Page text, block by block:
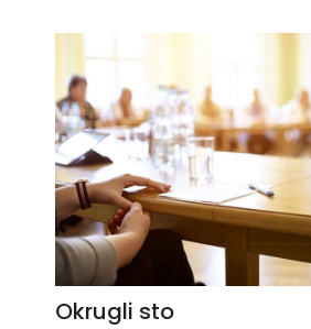
Okrugli sto